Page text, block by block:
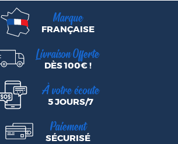
Marque
FRANÇAISE
Livraison Offerte
DÈS 100€ !
À votre écoute
5 JOURS/7
Paiement
SÉCURISÉ